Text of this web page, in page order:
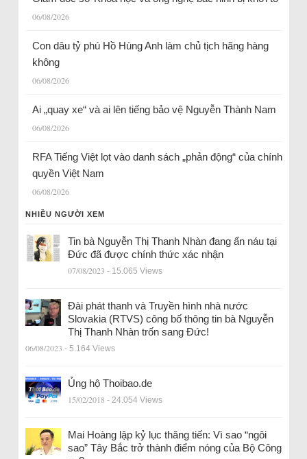
06/08/2026
Con dâu tỷ phú Hồ Hùng Anh làm chủ tịch hãng hàng
không
06/08/2026
Ai „quay xe“ và ai lên tiếng bảo vệ Nguyễn Thành Nam
06/08/2026
RFA Tiếng Việt lọt vào danh sách „phản động“ của chính
quyền Việt Nam
06/08/2026
NHIỀU NGƯỜI XEM
Tin bà Nguyễn Thị Thanh Nhàn đang ẩn náu tại
Đức đã được chính thức xác nhận
07/08/2023 - 15.065 Views
Đài phát thanh và Truyền hình nhà nước
Slovakia (RTVS) công bố thông tin bà Nguyễn
Thị Thanh Nhàn trốn sang Đức!
06/08/2023 - 5.164 Views
Ủng hộ Thoibao.de
15/02/2018 - 24.054 Views
Mai Hoàng lập kỷ lục thăng tiến: Vì sao “ngôi
sao” Tây Bắc trở thành điểm nóng của Bộ Công